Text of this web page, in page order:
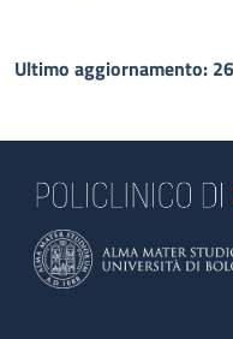
Ultimo aggiornamento: